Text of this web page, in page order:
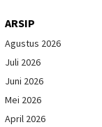
ARSIP
Agustus 2026
Juli 2026
Juni 2026
Mei 2026
April 2026